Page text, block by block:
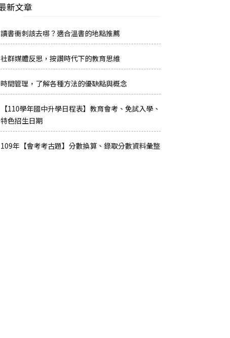
新文章
讀書衝刺該去哪？適合溫書的地點推薦
社群媒體反思，按讚時代下的教育思維
時間管理，了解各種方法的優缺點與概念
【110學年國中升學日程表】教育會考、免試入學、
特色招生日期
109年【會考考古題】分數換算、錄取分數資料彙整